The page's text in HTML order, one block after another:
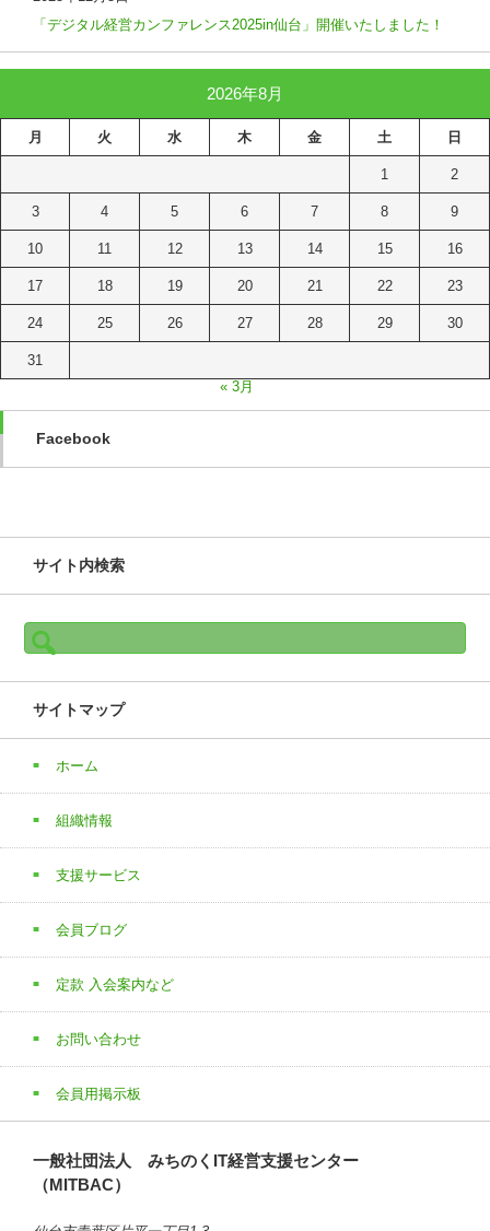
「デジタル経営カンファレンス2025in仙台」開催いたしました！
2026年8月
月 火 水 木 金 土 日
1 2
3 4 5 6 7 8 9
10 11 12 13 14 15 16
17 18 19 20 21 22 23
24 25 26 27 28 29 30
31
« 3月
Facebook
サイト内検索
検
索:
サイトマップ
ホーム
組織情報
支援サービス
会員ブログ
定款 入会案内など
お問い合わせ
会員用掲示板
一般社団法人 みちのくIT経営支援センター
（MITBAC）